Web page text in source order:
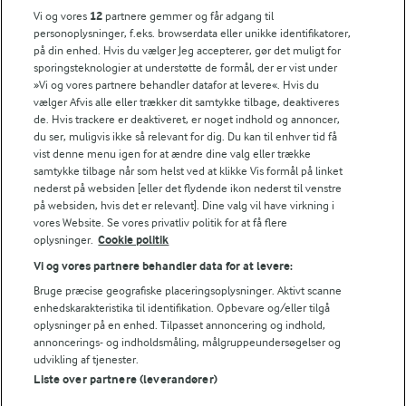
FarmAhead™ Check rapport
Andelshaverinfo: Mælkepris
Fødevarestyrelsens smiley-rapporter for Arla Foods
Fødevarestyrelsens smiley-rapporter for Jörd
Fødevarestyrelsens smiley-rapporter for Lurpak PB
Følg
© 2026 Arla Foods
Vælg en anden cookies
Vi og vores 12 partnere gemmer og får adgang til
personoplysninger, f.eks. browserdata eller unikke identifikatorer,
på din enhed. Hvis du vælger Jeg accepterer, gør det muligt for
sporingsteknologier at understøtte de formål, der er vist under
»Vi og vores partnere behandler datafor at levere«. Hvis du
vælger Afvis alle eller trækker dit samtykke tilbage, deaktiveres
de. Hvis trackere er deaktiveret, er noget indhold og annoncer,
du ser, muligvis ikke så relevant for dig. Du kan til enhver tid få
vist denne menu igen for at ændre dine valg eller trække
samtykke tilbage når som helst ved at klikke Vis formål på linket
nederst på websiden [eller det flydende ikon nederst til venstre
på websiden, hvis det er relevant]. Dine valg vil have virkning i
vores Website. Se vores privatliv politik for at få flere
oplysninger. Cookie politik
Vi og vores partnere behandler data for at levere:
Bruge præcise geografiske placeringsoplysninger. Aktivt scanne
enhedskarakteristika til identifikation. Opbevare og/eller tilgå
oplysninger på en enhed. Tilpasset annoncering og indhold,
annoncerings- og indholdsmåling, målgruppeundersøgelser og
udvikling af tjenester.
Liste over partnere (leverandører)